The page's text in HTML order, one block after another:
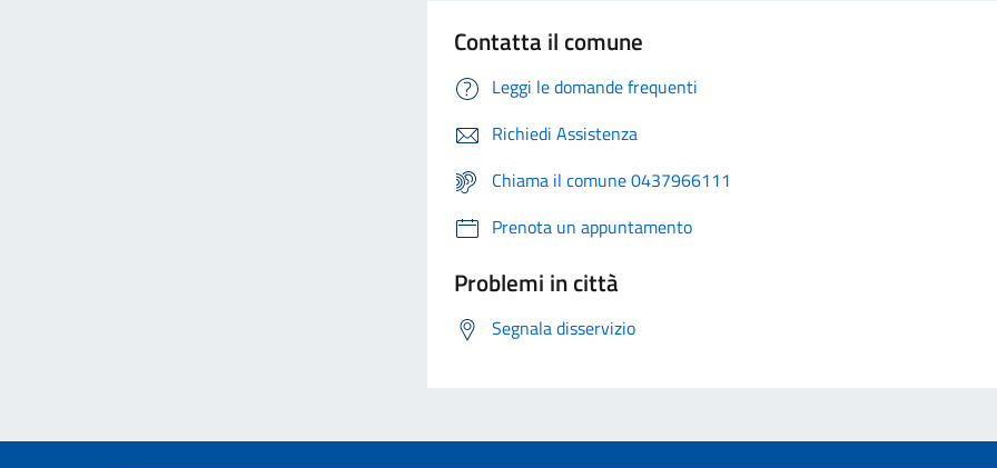
Contatta il comune
Leggi le domande frequenti
Richiedi Assistenza
Chiama il comune 0437966111
Prenota un appuntamento
Problemi in città
Segnala disservizio